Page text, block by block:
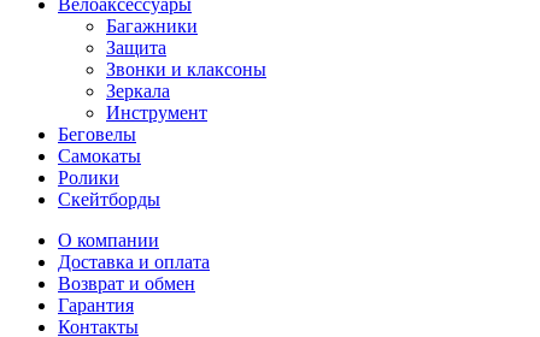
Багажники
Защита
Звонки и клаксоны
Зеркала
Инструмент
Беговелы
Самокаты
Ролики
Скейтборды
О компании
Доставка и оплата
Возврат и обмен
Гарантия
Контакты